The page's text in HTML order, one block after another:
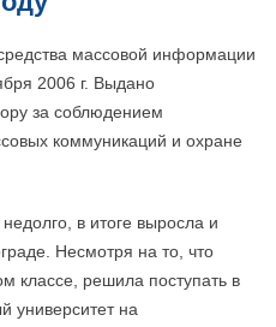
массовой информации
2006 г. Выдано
за соблюдением
коммуникаций и охране
в итоге выросла и
Несмотря на то, что
классе, решила поступать в
университет на